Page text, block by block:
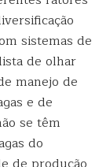
sistemas de
de olhar
manejo de
e de
se têm
do